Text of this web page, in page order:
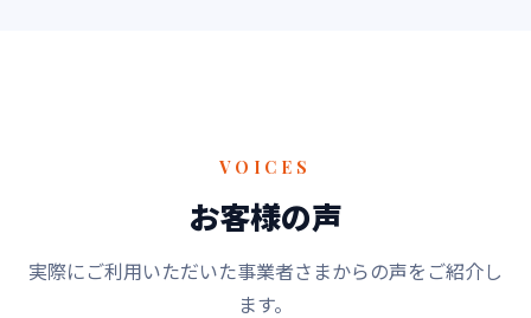
VOICES
お客様の声
実際にご利用いただいた事業者さまからの声をご紹介し
ます。